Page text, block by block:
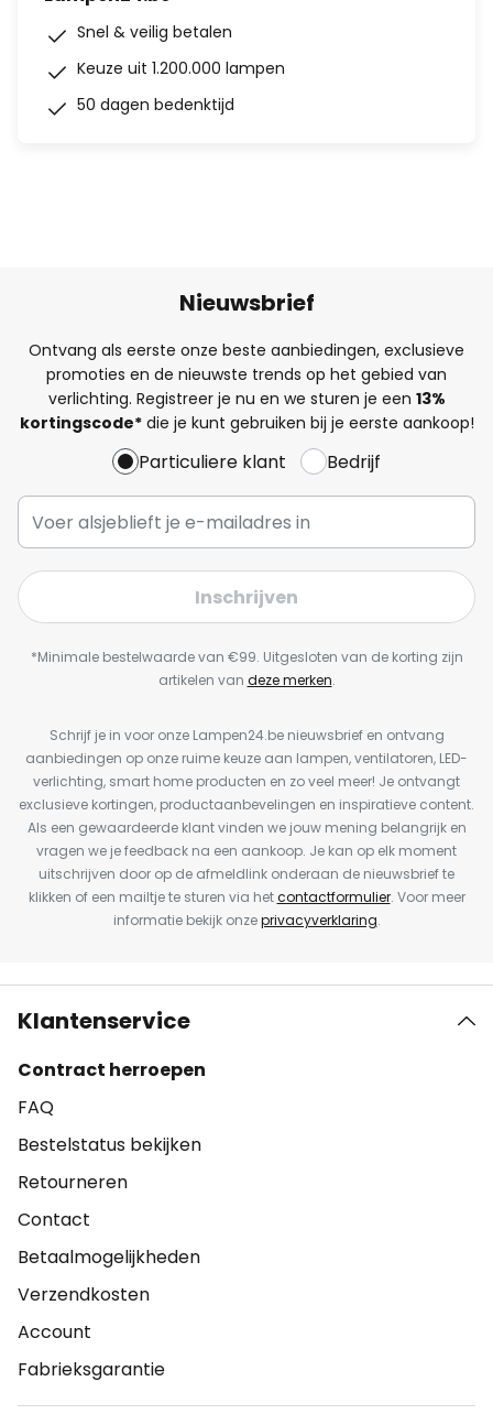
Snel & veilig betalen
Keuze uit 1.200.000 lampen
50 dagen bedenktijd
Nieuwsbrief
Ontvang als eerste onze beste aanbiedingen, exclusieve
promoties en de nieuwste trends op het gebied van
verlichting. Registreer je nu en we sturen je een 13%
kortingscode*die je kunt gebruiken bij je eerste aankoop!
Particuliere klant Bedrijf
Inschrijven
*Minimale bestelwaarde van €99. Uitgesloten van de korting zijn
artikelen van deze merken.
Schrijf je in voor onze Lampen24.be nieuwsbrief en ontvang
aanbiedingen op onze ruime keuze aan lampen, ventilatoren, LED-
verlichting, smart home producten en zo veel meer! Je ontvangt
exclusieve kortingen, productaanbevelingen en inspiratieve content.
Als een gewaardeerde klant vinden we jouw mening belangrijk en
vragen we je feedback na een aankoop. Je kan op elk moment
uitschrijven door op de afmeldlink onderaan de nieuwsbrief te
klikken of een mailtje te sturen via hetcontactformulier. Voor meer
informatie bekijk onzeprivacyverklaring.
Klantenservice
Contract herroepen
FAQ
Bestelstatus bekijken
Retourneren
Contact
Betaalmogelijkheden
Verzendkosten
Account
Fabrieksgarantie